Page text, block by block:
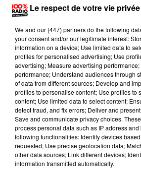
Publié : 26 octobre 2022 à 16h14 par
Elle avait tout inventé ! La jeune
homme de viol à Toulouse"avait
ous précise une source
réentendue par les enquêteurs et
bien différente de sa première
Le respect de votre vie
We and our (447) partnersdo the following
your consent and/or our legitimate interest:
information on a device; Use limited data to
profiles for personalised advertising; Use
advertising; Measure advertising
performance; Understand audiences through
of data from different sources; Develop and
profiles to personalise content; Use profiles to
content; Use limited data to select content;
detect fraud, and fix errors; Deliver and
Save and communicate privacy choices.
process personal data such as IP address
following functionalities: Identify devices
requested; Use precise geolocation data;
other data sources; Link different devices;
information transmitted automatically.